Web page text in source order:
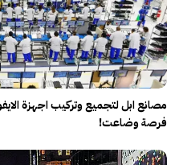
مصانع ابل لتجميع وتركيب اجهزة
فرصة وضاعت!